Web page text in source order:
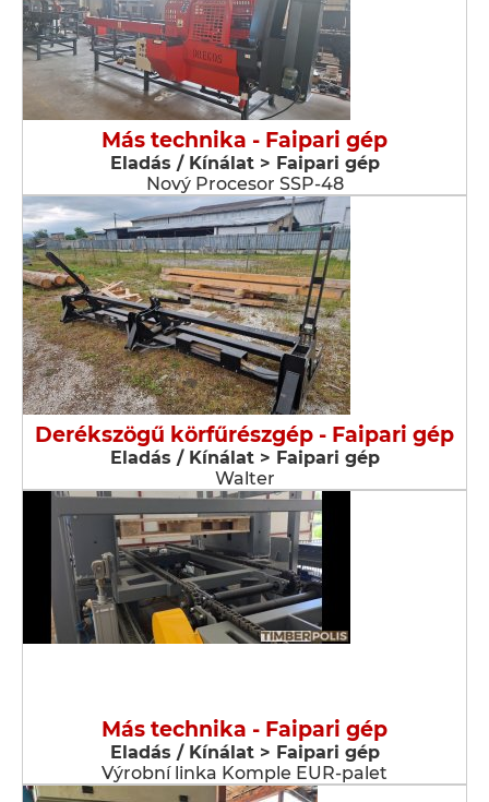
Más technika - Faipari gép
Eladás / Kínálat > Faipari gép
Nový Procesor SSP-48
Derékszögű körfűrészgép - Faipari gép
Eladás / Kínálat > Faipari gép
Walter
Más technika - Faipari gép
Eladás / Kínálat > Faipari gép
Výrobní linka Komple EUR-palet